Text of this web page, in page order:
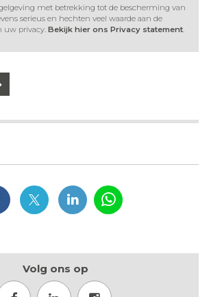
met betrekking tot de bescherming van
serieus en hechten veel waarde aan de
uw privacy. Bekijk hier ons Privacy statement.
Volg ons op